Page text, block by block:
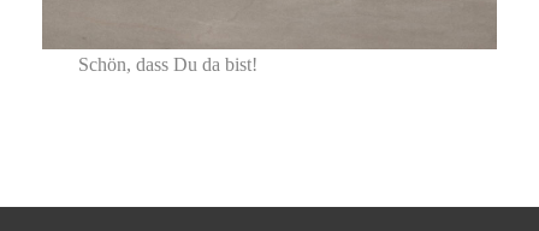
Schön, dass Du da bist!